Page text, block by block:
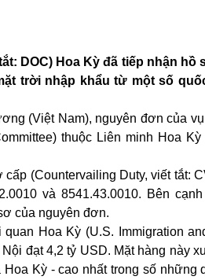
DOC) Hoa Kỳ đã tiếp nhận hồ
trời nhập khẩu từ một số
(Việt Nam), nguyên đơn của
thuộc Liên minh Hoa Kỳ
(Countervailing Duty, viết tắt:
và 8541.43.0010. Bên
của nguyên đơn.
Hoa Kỳ (U.S. Immigration
đạt 4,2 tỷ USD. Mặt hàng này
Kỳ - cao nhất trong số những